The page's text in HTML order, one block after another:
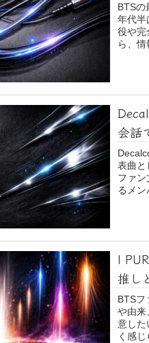
BTSの
年代半
役や完
ら、
会話
表曲と
ファン
るメン
I
推し
BTSフ
や由来
意した
く感